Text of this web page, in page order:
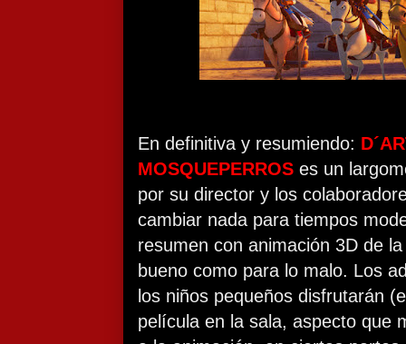
En definitiva y resumiendo:
MOSQUEPERROS es un
por su director y los
cambiar nada para tiempos
resumen con animación 3D de
bueno como para lo malo. Los
los niños pequeños disfrutarán
película en la sala, aspecto que